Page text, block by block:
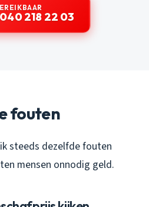
218 22 03
fouten
steeds dezelfde fouten
mensen onnodig geld.